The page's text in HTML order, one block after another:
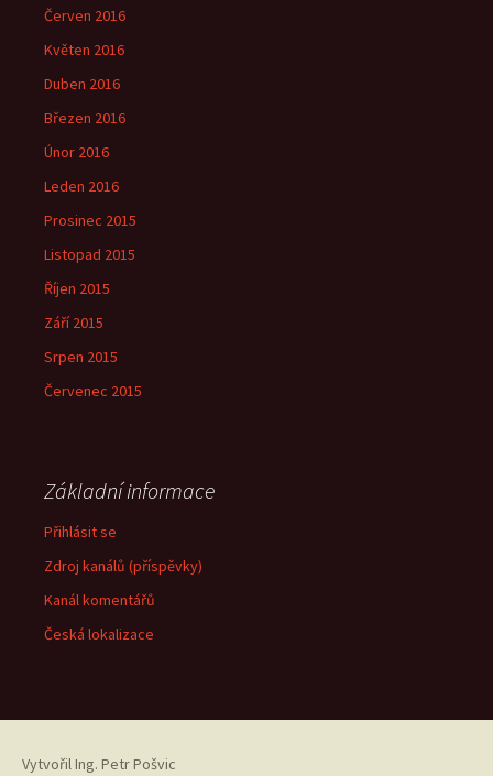
Červen 2016
Květen 2016
Duben 2016
Březen 2016
Únor 2016
Leden 2016
Prosinec 2015
Listopad 2015
Říjen 2015
Září 2015
Srpen 2015
Červenec 2015
Základní informace
Přihlásit se
Zdroj kanálů (příspěvky)
Kanál komentářů
Česká lokalizace
VytvořilIng. Petr Pošvic